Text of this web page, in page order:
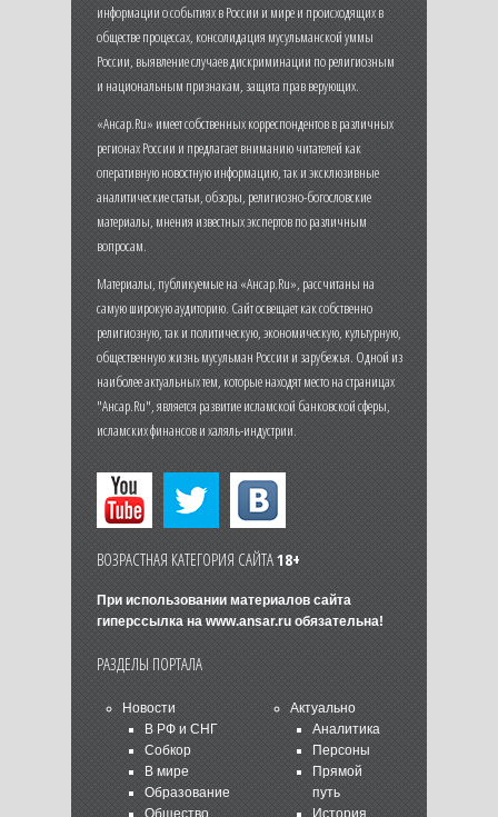
информации о событиях в России и мире и происходящих в
обществе процессах, консолидация мусульманской уммы
России, выявление случаев дискриминации по религиозным
и национальным признакам, защита прав верующих.
«Ансар.Ru» имеет собственных корреспондентов в различных
регионах России и предлагает вниманию читателей как
оперативную новостную информацию, так и эксклюзивные
аналитические статьи, обзоры, религиозно-богословские
материалы, мнения известных экспертов по различным
вопросам.
Материалы, публикуемые на «Ансар.Ru», рассчитаны на
самую широкую аудиторию. Сайт освещает как собственно
религиозную, так и политическую, экономическую, культурную,
общественную жизнь мусульман России и зарубежья. Одной из
наиболее актуальных тем, которые находят место на страницах
"Ансар.Ru", является развитие исламской банковской сферы,
исламских финансов и халяль-индустрии.
ВОЗРАСТНАЯ КАТЕГОРИЯ САЙТА18+
При использовании материалов сайта
гиперссылка на www.ansar.ruобязательна!
РАЗДЕЛЫ ПОРТАЛА
Новости
В РФ и СНГ
Собкор
В мире
Образование
Актуально
Аналитика
Персоны
Прямой
путь